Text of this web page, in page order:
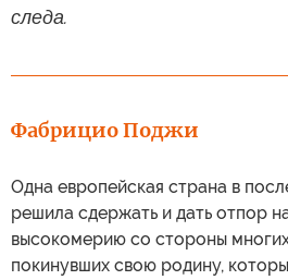
следа.
Фабрицио Поджи
Одна европейская страна в
решила сдержать и дать отпор
высокомерию со стороны
покинувших свою родину,